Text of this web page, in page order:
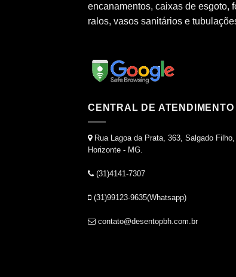
encanamentos, caixas de esgoto,
ralos, vasos sanitários e
CENTRAL DE ATENDIMENTO
Rua Lagoa da Prata, 363, Salgado
Horizonte - MG.
(31)4141-7307
(31)99123-9635(Whatsapp)
contato@desentopbh.com.br